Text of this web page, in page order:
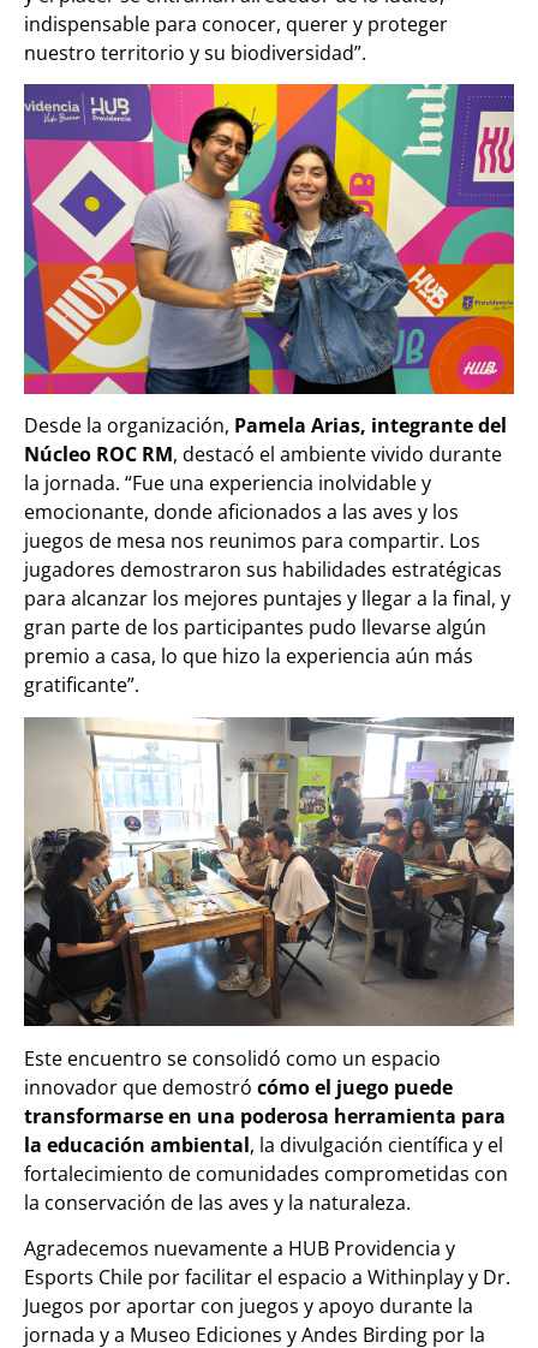
indispensable para conocer, querer y proteger
nuestro territorio y su biodiversidad”.
Desde la organización, Pamela Arias, integrante del
Núcleo ROC RM, destacó el ambiente vivido durante
la jornada. “Fue una experiencia inolvidable y
emocionante, donde aficionados a las aves y los
juegos de mesa nos reunimos para compartir. Los
jugadores demostraron sus habilidades estratégicas
para alcanzar los mejores puntajes y llegar a la final, y
gran parte de los participantes pudo llevarse algún
premio a casa, lo que hizo la experiencia aún más
gratificante”.
Este encuentro se consolidó como un espacio
innovador que demostró cómo el juego puede
transformarse en una poderosa herramienta para
la educación ambiental, la divulgación científica y el
fortalecimiento de comunidades comprometidas con
la conservación de las aves y la naturaleza.
Agradecemos nuevamente a HUB Providencia y
Esports Chile por facilitar el espacio a Withinplay y Dr.
Juegos por aportar con juegos y apoyo durante la
jornada y a Museo Ediciones y Andes Birding por la